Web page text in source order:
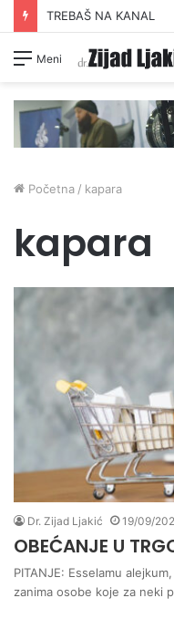
TREBAŠ NA KANAL
Meni
Početna / kapara
kapara
Dr. Zijad Ljakić 19/09/
OBEĆANJE U
PITANJE: Esselamu
zanima osobe koje za neki